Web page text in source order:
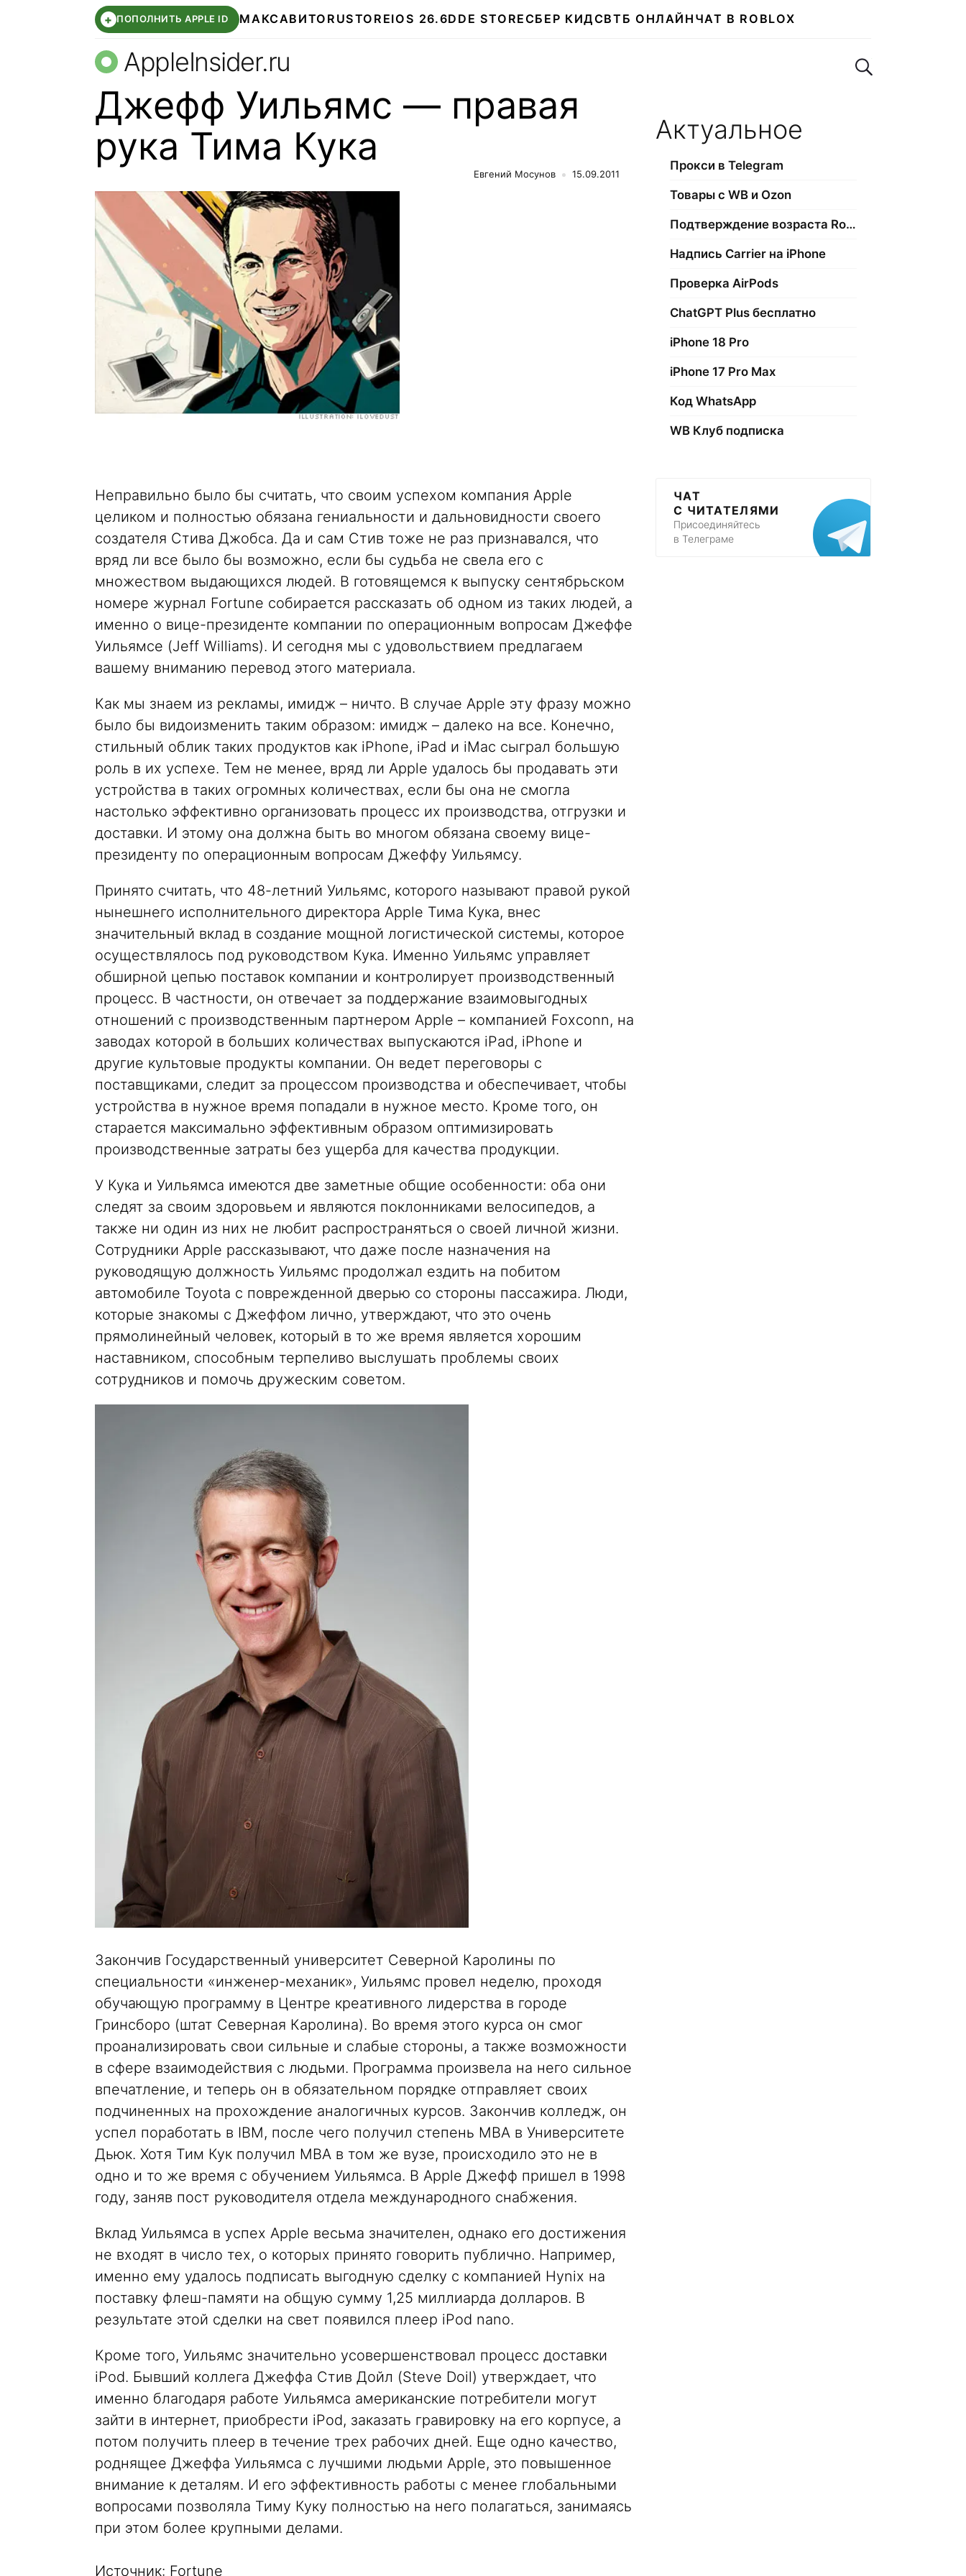
+ ПОПОЛНИТЬ APPLE ID МАКСАВИТО RUSTOREIOS 26.6DDE STORE СБЕР КИДСВТБ ОНЛАЙН ЧАТ В ROBLOX
AppleInsider.ru Поиск по сайту
Джефф Уильямс — правая
рука Тима Кука
Евгений Мосунов 15.09.2011
Неправильно было бы считать, что своим успехом компания Apple
целиком и полностью обязана гениальности и дальновидности своего
создателя Стива Джобса. Да и сам Стив тоже не раз признавался, что
вряд ли все было бы возможно, если бы судьба не свела его с
множеством выдающихся людей. В готовящемся к выпуску сентябрьском
номере журнал Fortune собирается рассказать об одном из таких людей, а
именно о вице-президенте компании по операционным вопросам Джеффе
Уильямсе (Jeff Williams). И сегодня мы с удовольствием предлагаем
вашему вниманию перевод этого материала.
Как мы знаем из рекламы, имидж – ничто. В случае Apple эту фразу можно
было бы видоизменить таким образом: имидж – далеко на все. Конечно,
стильный облик таких продуктов как iPhone, iPad и iMac сыграл большую
роль в их успехе. Тем не менее, вряд ли Apple удалось бы продавать эти
устройства в таких огромных количествах, если бы она не смогла
настолько эффективно организовать процесс их производства, отгрузки и
доставки. И этому она должна быть во многом обязана своему вице-
президенту по операционным вопросам Джеффу Уильямсу.
Принято считать, что 48-летний Уильямс, которого называют правой рукой
нынешнего исполнительного директора Apple Тима Кука, внес
значительный вклад в создание мощной логистической системы, которое
осуществлялось под руководством Кука. Именно Уильямс управляет
обширной цепью поставок компании и контролирует производственный
процесс. В частности, он отвечает за поддержание взаимовыгодных
отношений с производственным партнером Apple – компанией Foxconn, на
заводах которой в больших количествах выпускаются iPad, iPhone и
другие культовые продукты компании. Он ведет переговоры с
поставщиками, следит за процессом производства и обеспечивает, чтобы
устройства в нужное время попадали в нужное место. Кроме того, он
старается максимально эффективным образом оптимизировать
производственные затраты без ущерба для качества продукции.
У Кука и Уильямса имеются две заметные общие особенности: оба они
следят за своим здоровьем и являются поклонниками велосипедов, а
также ни один из них не любит распространяться о своей личной жизни.
Сотрудники Apple рассказывают, что даже после назначения на
руководящую должность Уильямс продолжал ездить на побитом
автомобиле Toyota с поврежденной дверью со стороны пассажира. Люди,
которые знакомы с Джеффом лично, утверждают, что это очень
прямолинейный человек, который в то же время является хорошим
наставником, способным терпеливо выслушать проблемы своих
сотрудников и помочь дружеским советом.
Закончив Государственный университет Северной Каролины по
специальности «инженер-механик», Уильямс провел неделю, проходя
обучающую программу в Центре креативного лидерства в городе
Гринсборо (штат Северная Каролина). Во время этого курса он смог
проанализировать свои сильные и слабые стороны, а также возможности
в сфере взаимодействия с людьми. Программа произвела на него сильное
впечатление, и теперь он в обязательном порядке отправляет своих
подчиненных на прохождение аналогичных курсов. Закончив колледж, он
успел поработать в IBM, после чего получил степень MBA в Университете
Дьюк. Хотя Тим Кук получил MBA в том же вузе, происходило это не в
одно и то же время с обучением Уильямса. В Apple Джефф пришел в 1998
году, заняв пост руководителя отдела международного снабжения.
Вклад Уильямса в успех Apple весьма значителен, однако его достижения
не входят в число тех, о которых принято говорить публично. Например,
именно ему удалось подписать выгодную сделку с компанией Hynix на
поставку флеш-памяти на общую сумму 1,25 миллиарда долларов. В
результате этой сделки на свет появился плеер iPod nano.
Кроме того, Уильямс значительно усовершенствовал процесс доставки
iPod. Бывший коллега Джеффа Стив Дойл (Steve Doil) утверждает, что
именно благодаря работе Уильямса американские потребители могут
зайти в интернет, приобрести iPod, заказать гравировку на его корпусе, а
потом получить плеер в течение трех рабочих дней. Еще одно качество,
роднящее Джеффа Уильямса с лучшими людьми Apple, это повышенное
внимание к деталям. И его эффективность работы с менее глобальными
вопросами позволяла Тиму Куку полностью на него полагаться, занимаясь
при этом более крупными делами.
Источник: Fortune
Актуальное
Прокси в Telegram
Товары с WB и Ozon
Подтверждение возраста Roblox
Надпись Carrier на iPhone
Проверка AirPods
ChatGPT Plus бесплатно
iPhone 18 Pro
iPhone 17 Pro Max
Код WhatsApp
WB Клуб подписка
ЧАТ
С ЧИТАТЕЛЯМИ
Присоединяйтесь
в Телеграме